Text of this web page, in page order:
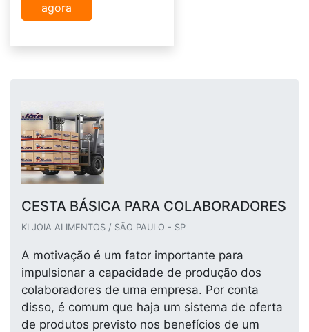
agora
CESTA BÁSICA PARA COLABORADORES
KI JOIA ALIMENTOS / SÃO PAULO - SP
A motivação é um fator importante para
impulsionar a capacidade de produção dos
colaboradores de uma empresa. Por conta
disso, é comum que haja um sistema de oferta
de produtos previsto nos benefícios de um